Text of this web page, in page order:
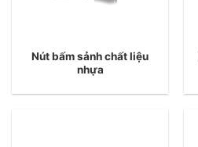
Nút bấm sảnh chất liệu
nhựa